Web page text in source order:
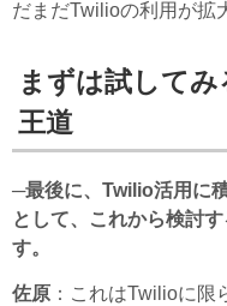
だまだTwilioの利用が拡
まずは試して
王道
─最後に、Twilio活用に
として、これから検討
す。
佐原 ：これはTwilioに